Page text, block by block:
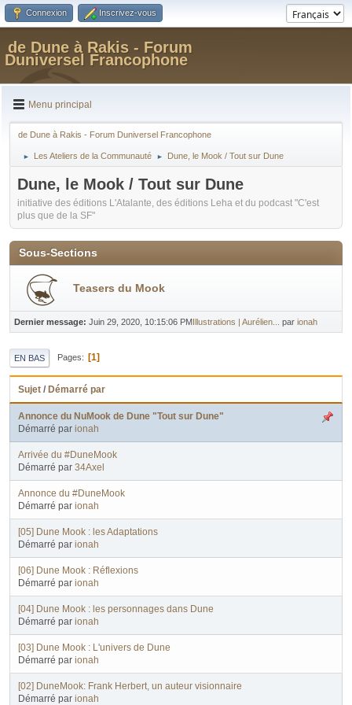
Connexion Inscrivez-vous
de Dune à Rakis - Forum
Duniversel Francophone
Menu principal
de Dune à Rakis - Forum Duniversel Francophone
► Les Ateliers de la Communauté ► Dune, le Mook / Tout sur Dune
Dune, le Mook / Tout sur Dune
initiative des éditions L'Atalante, des éditions Leha et du podcast "C'est
plus que de la SF"
Sous-Sections
Teasers du Mook
Dernier message: Juin 29, 2020, 10:15:06 PMIllustrations | Aurélien... par ionah
EN BAS Pages 1
Sujet / Démarré par
Annonce du NuMook de Dune "Tout sur Dune"
Démarré par ionah
Arrivée du #DuneMook
Démarré par 34Axel
Annonce du #DuneMook
Démarré par ionah
[05] Dune Mook : les Adaptations
Démarré par ionah
[06] Dune Mook : Réflexions
Démarré par ionah
[04] Dune Mook : les personnages dans Dune
Démarré par ionah
[03] Dune Mook : L'univers de Dune
Démarré par ionah
[02] DuneMook: Frank Herbert, un auteur visionnaire
Démarré par ionah